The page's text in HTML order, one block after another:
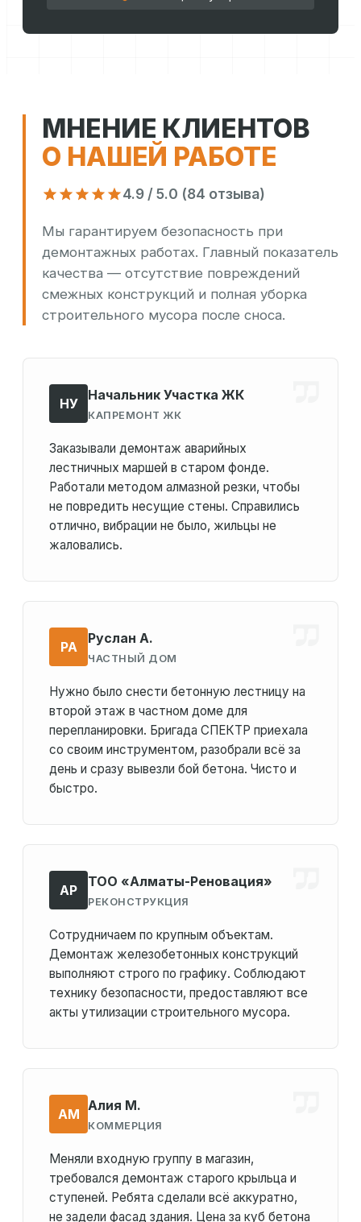
МНЕНИЕ КЛИЕНТОВ
О НАШЕЙ РАБОТЕ
4.9 / 5.0 (84 отзыва)
Мы гарантируем безопасность при
демонтажных работах. Главный показатель
качества — отсутствие повреждений
смежных конструкций и полная уборка
строительного мусора после сноса.
НУ
Начальник Участка ЖК
КАПРЕМОНТ ЖК
Заказывали демонтаж аварийных
лестничных маршей в старом фонде.
Работали методом алмазной резки, чтобы
не повредить несущие стены. Справились
отлично, вибрации не было, жильцы не
жаловались.
РА
Руслан А.
ЧАСТНЫЙ ДОМ
Нужно было снести бетонную лестницу на
второй этаж в частном доме для
перепланировки. Бригада СПЕКТР приехала
со своим инструментом, разобрали всё за
день и сразу вывезли бой бетона. Чисто и
быстро.
АР
ТОО «Алматы-Реновация»
РЕКОНСТРУКЦИЯ
Сотрудничаем по крупным объектам.
Демонтаж железобетонных конструкций
выполняют строго по графику. Соблюдают
технику безопасности, предоставляют все
акты утилизации строительного мусора.
АМ
Алия М.
КОММЕРЦИЯ
Меняли входную группу в магазин,
требовался демонтаж старого крыльца и
ступеней. Ребята сделали всё аккуратно,
не задели фасад здания. Цена за куб бетона